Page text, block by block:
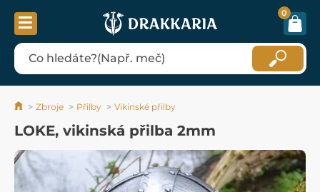
0
Zbroje Přilby Vikinské přilby
LOKE, vikinská přilba 2mm